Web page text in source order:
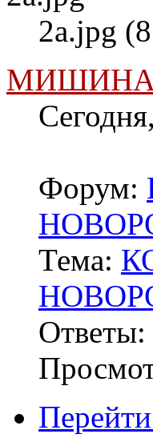
2а.jpg
Форум:
Тема:
Ответы: